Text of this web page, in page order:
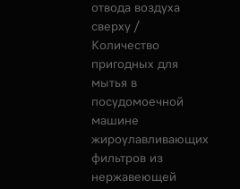
отвода воздуха
сверху /
Количество
пригодных для
мытья в
посудомоечной
машине
жироулавливающих
фильтров из
нержавеющей